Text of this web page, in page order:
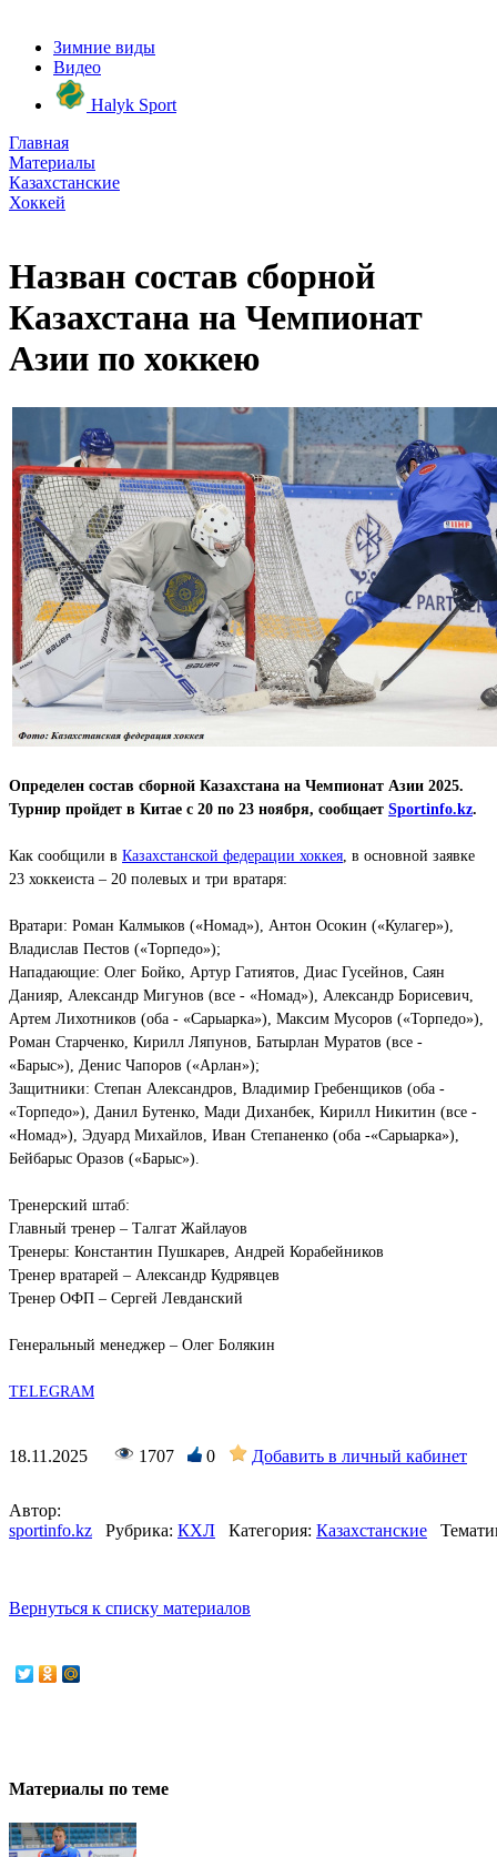
Зимние виды
Видео
Halyk Sport
Главная
Материалы
Казахстанские
Хоккей
Назван состав сборной
Казахстана на Чемпионат
Азии по хоккею
Определен состав сборной Казахстана на Чемпионат Азии 2025.
Турнир пройдет в Китае с 20 по 23 ноября, сообщает Sportinfo.kz.
Как сообщили в Казахстанской федерации хоккея , в основной заявке
23 хоккеиста – 20 полевых и три вратаря:
Вратари: Роман Калмыков («Номад»), Антон Осокин («Кулагер»),
Владислав Пестов («Торпедо»);
Нападающие: Олег Бойко, Артур Гатиятов, Диас Гусейнов, Саян
Данияр, Александр Мигунов (все - «Номад»), Александр Борисевич,
Артем Лихотников (оба - «Сарыарка»), Максим Мусоров («Торпедо»),
Роман Старченко, Кирилл Ляпунов, Батырлан Муратов (все -
«Барыс»), Денис Чапоров («Арлан»);
Защитники: Степан Александров, Владимир Гребенщиков (оба -
«Торпедо»), Данил Бутенко, Мади Диханбек, Кирилл Никитин (все -
«Номад»), Эдуард Михайлов, Иван Степаненко (оба -«Сарыарка»),
Бейбарыс Оразов («Барыс»).
Тренерский штаб:
Главный тренер – Талгат Жайлауов
Тренеры: Константин Пушкарев, Андрей Корабейников
Тренер вратарей – Александр Кудрявцев
Тренер ОФП – Сергей Левданский
Генеральный менеджер – Олег Болякин
TELEGRAM
18.11.2025 1707 0 Добавить в личный кабинет
Автор:
sportinfo.kz
Рубрика: КХЛ Категория: Казахстанские
Вернуться к списку материалов
Материалы по теме